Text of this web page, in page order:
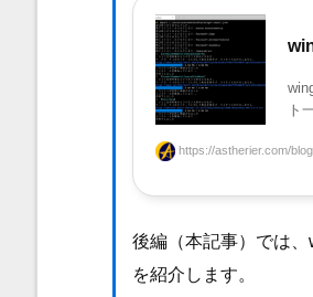
ト
https://astherier.com/
後編（本記事）では
を紹介します。